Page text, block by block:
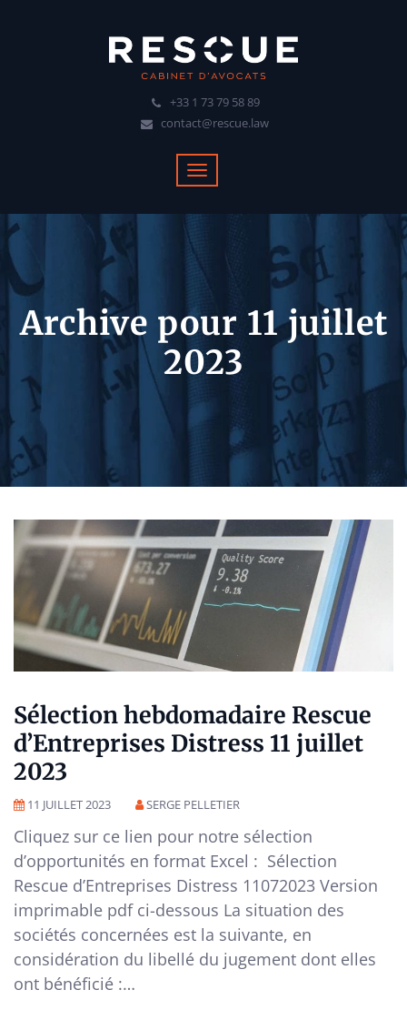
+33 1 73 79 58 89
contact@rescue.law
Archive pour 11 juillet
2023
Sélection hebdomadaire Rescue
d’Entreprises Distress 11 juillet
2023
11 JUILLET 2023 SERGE PELLETIER
Cliquez sur ce lien pour notre sélection
d’opportunités en format Excel : Sélection
Rescue d’Entreprises Distress 11072023 Version
imprimable pdf ci-dessous La situation des
sociétés concernées est la suivante, en
considération du libellé du jugement dont elles
ont bénéficié :…